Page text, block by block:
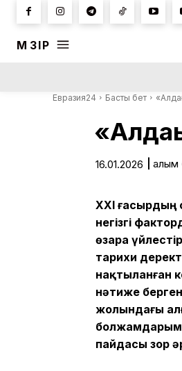
МӘЗІР
Евразия24 Басты бет
16.01.2026 Ғалым
XXI ғасырдың
негізгі
өзара
тарихи
нақтыланған
нәтиже
жолындағы
пайдасы зор